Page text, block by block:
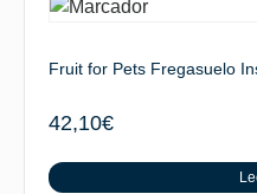
Fruit for Pets Fregasuelo
42,10€